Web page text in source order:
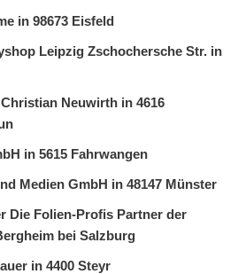
in 98673 Eisfeld
Leipzig Zschochersche Str. in
Neuwirth in 4616
in 5615 Fahrwangen
Medien GmbH in 48147 Münster
Die Folien-Profis Partner der
bei Salzburg
in 4400 Steyr